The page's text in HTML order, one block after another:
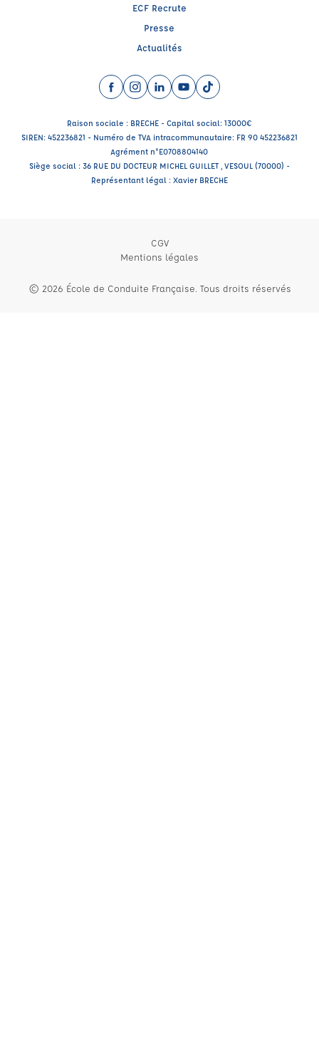
ECF Recrute
Presse
Actualités
Facebook (nouvelle fenêtre)
Instagram (nouvelle fenêtre)
LinkedIn (nouvelle fenêtre)
YouTube (nouvelle fenêtre)
TikTok (nouvelle
Raison sociale : BRECHE - Capital social: 13000€
SIREN: 452236821 - Numéro de TVA intracommunautaire: FR 90 452236821
Agrément n°E0708804140
Siège social : 36 RUE DU DOCTEUR MICHEL GUILLET , VESOUL (70000) -
Représentant légal : Xavier BRECHE
CGV
Mentions légales
© 2026 École de Conduite Française. Tous droits réservés